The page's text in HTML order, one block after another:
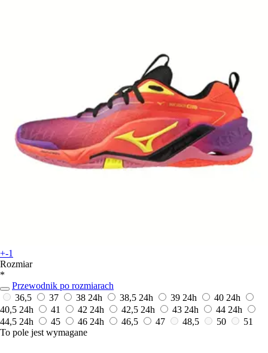
+-1
Rozmiar
*
Przewodnik po rozmiarach
36,5
37 38 24h 38,5 24h 39 24h 40 24h
40,5 24h 41 42 24h 42,5 24h 43 24h 44 24h
44,5 24h 45 46 24h 46,5 47 48,5 50
51
To pole jest wymagane